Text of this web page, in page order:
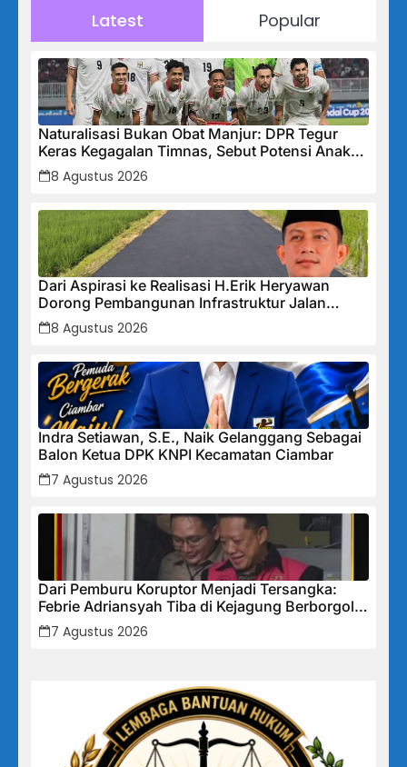
Latest Popular
Naturalisasi Bukan Obat Manjur: DPR Tegur
Keras Kegagalan Timnas, Sebut Potensi Anak
Bangsa Terabaikan Demi “Jalan Pintas”
8 Agustus 2026
Dari Aspirasi ke Realisasi H.Erik Heryawan
Dorong Pembangunan Infrastruktur Jalan
Cikalong Bunder
8 Agustus 2026
Indra Setiawan, S.E., Naik Gelanggang Sebagai
Balon Ketua DPK KNPI Kecamatan Ciambar
7 Agustus 2026
Dari Pemburu Koruptor Menjadi Tersangka:
Febrie Adriansyah Tiba di Kejagung Berborgol,
Bawa Map Biru dan Senyum Penuh Teka-teki
7 Agustus 2026